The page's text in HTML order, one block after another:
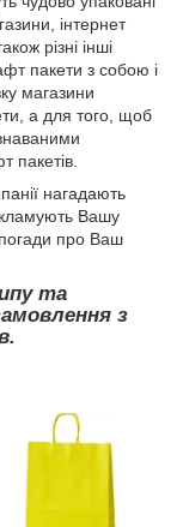
інтернет
різні інші
пакети з собою і
магазини
а для того, щоб
пакетів.
нагадають
Вашу
про Ваш
та
з